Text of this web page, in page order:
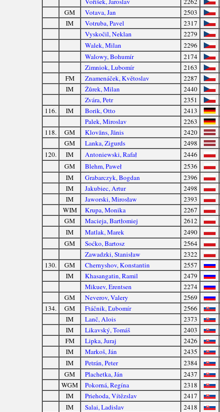
GM
Votava, Jan
2503
IM
Votruba, Pavel
2317
Vyskočil, Neklan
2279
Walek, Milan
2296
Walowy, Bohumír
2174
Zimniok, Lubomír
2163
FM
Znamenáček, Květoslav
2287
IM
Žůrek, Milan
2440
Zvára, Petr
2351
116.
IM Borik, Otto
2413
Palek, Miroslav
2263
118.
GM Klovāns, Jānis
2420
GM
Lanka, Zigurds
2498
120.
IM Antoniewski, Rafał
2446
GM
Blehm, Paweł
2536
IM
Grabarczyk, Bogdan
2396
IM
Jakubiec, Artur
2498
IM
Jaworski, Mirosław
2393
WIM
Krupa, Monika
2267
GM
Macieja, Bartłomiej
2612
IM
Matlak, Marek
2490
GM
Soćko, Bartosz
2564
Zawadzki, Stanisław
2322
130.
GM Chernyshov, Konstantin
2557
IM
Khasangatin, Ramil
2479
Mikuev, Erentsen
2274
GM
Neverov, Valery
2569
134.
GM Ftáčnik, Ľubomír
2566
IM
Lanč, Alois
2373
IM
Likavský, Tomáš
2403
FM
Lipka, Juraj
2426
IM
Markoš, Ján
2435
IM
Petrán, Peter
2384
GM
Plachetka, Ján
2437
WGM
Pokorná, Regína
2318
IM
Priehoda, Vítězslav
2417
IM
Salai, Ladislav
2418